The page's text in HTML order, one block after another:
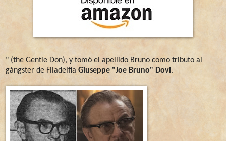
" (the Gentle Don), y tomó el apellido Bruno como tributo al
gángster de Filadelfia Giuseppe "Joe Bruno" Dovi.